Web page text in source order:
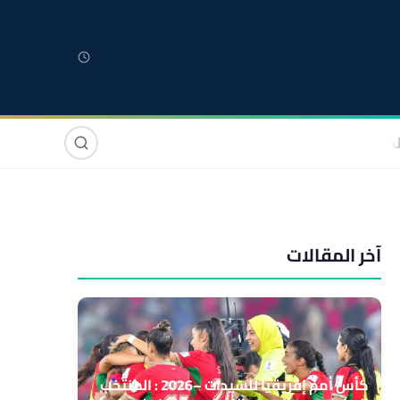
صوت وصورة
آخر المقالات
كأس أمم إفريقيا للسيدات –2026 : المنتخب